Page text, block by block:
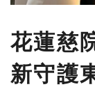
花蓮慈
新守護